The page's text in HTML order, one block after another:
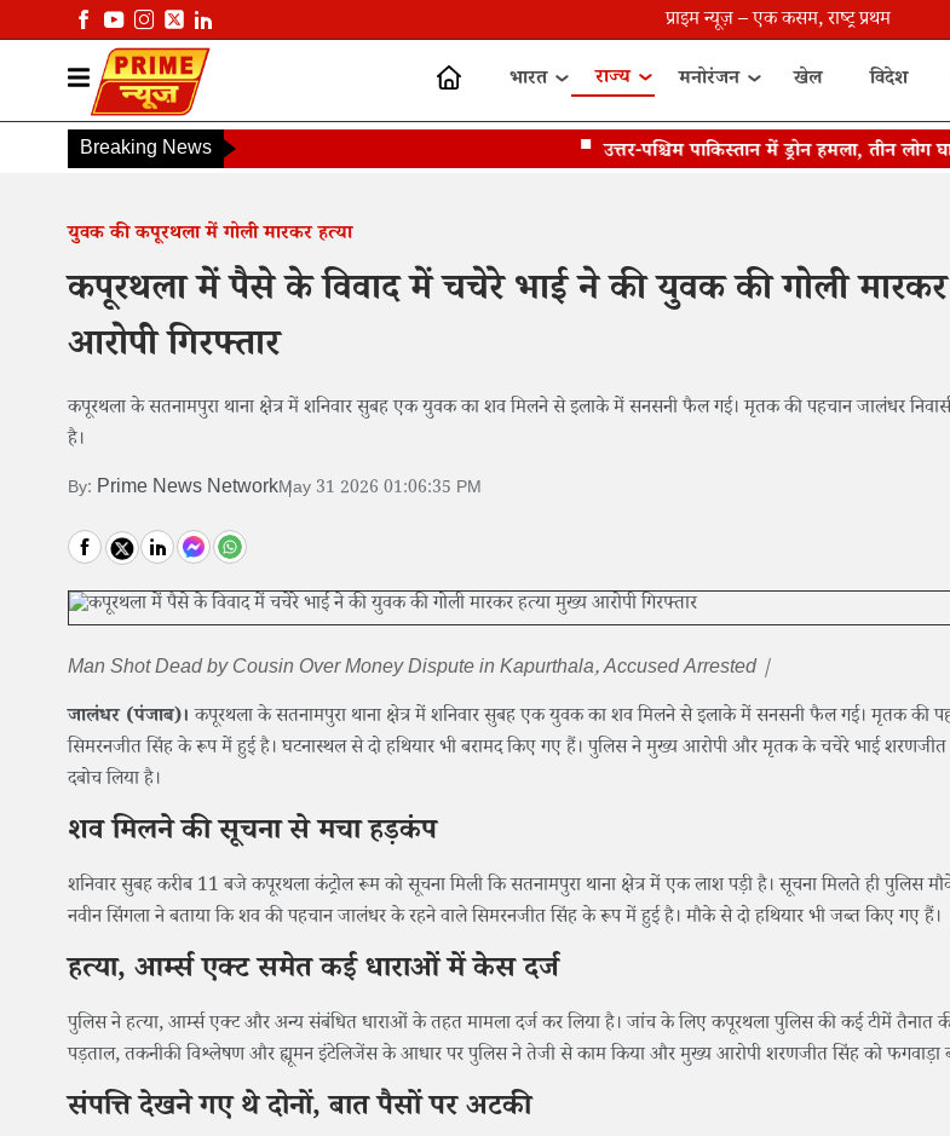
प्राइम न्यूज़ – एक कसम, राष्ट्र प्रथम
भारत राज्य मनोरंजन खेल विदेश
Breaking News उत्तर-पश्चिम पाकिस्तान में ड्रोन हमला, तीन लोग घायल
युवक की कपूरथला में गोली मारकर हत्या
कपूरथला में पैसे के विवाद में चचेरे भाई ने की युवक की गोली
आरोपी गिरफ्तार
कपूरथला के सतनामपुरा थाना क्षेत्र में शनिवार सुबह एक युवक का शव मिलने से इलाके में सनसनी फैल गई। मृतक की पहचान जालंधर
है।
By: Prime News NetworkMay 31 2026 01:06:35 PM
Man Shot Dead by Cousin Over Money Dispute in Kapurthala, Accused Arrested |
जालंधर (पंजाब)।कपूरथला के सतनामपुरा थाना क्षेत्र में शनिवार सुबह एक युवक का शव मिलने से इलाके में सनसनी फैल गई। मृतक की
सिमरनजीत सिंह के रूप में हुई है। घटनास्थल से दो हथियार भी बरामद किए गए हैं। पुलिस ने मुख्य आरोपी और मृतक के चचेरे भाई शरणजीत
दबोच लिया है।
शव मिलने की सूचना से मचा हड़कंप
शनिवार सुबह करीब 11 बजे कपूरथला कंट्रोल रूम को सूचना मिली कि सतनामपुरा थाना क्षेत्र में एक लाश पड़ी है। सूचना मिलते ही पुलिस
नवीन सिंगला ने बताया कि शव की पहचान जालंधर के रहने वाले सिमरनजीत सिंह के रूप में हुई है। मौके से दो हथियार भी जब्त किए गए हैं।
हत्या, आर्म्स एक्ट समेत कई धाराओं में केस दर्ज
पुलिस ने हत्या, आर्म्स एक्ट और अन्य संबंधित धाराओं के तहत मामला दर्ज कर लिया है। जांच के लिए कपूरथला पुलिस की कई टीमें तैनात
पड़ताल, तकनीकी विश्लेषण और ह्यूमन इंटेलिजेंस के आधार पर पुलिस ने तेजी से काम किया और मुख्य आरोपी शरणजीत सिंह को फगवाड़ा
संपत्ति देखने गए थे दोनों, बात पैसों पर अटकी